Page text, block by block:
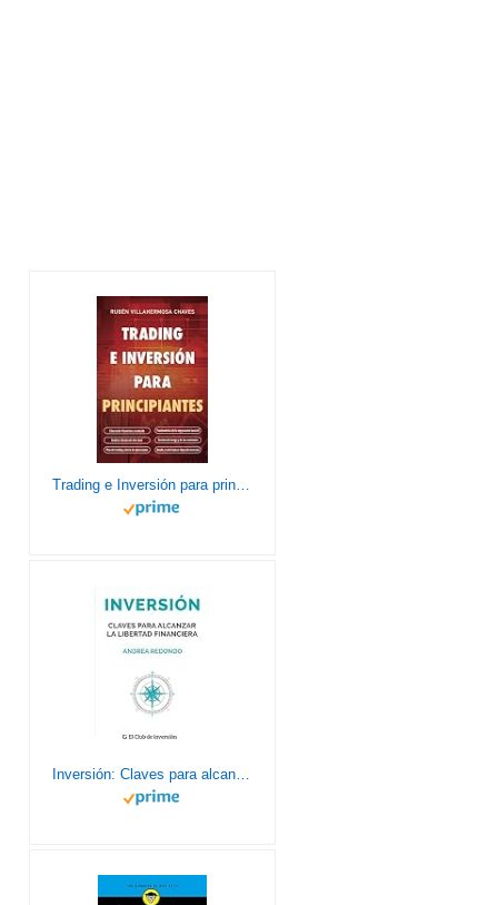
Trading e Inversión para principiantes: Educación financiera avanzada, Fundamentos de la negociación bursátil, Análisis técnico de alto nivel, Gestión ... e Inversión: Análisis Técnico avanzado)
Inversión: Claves para alcanzar la libertad financiera